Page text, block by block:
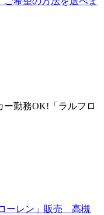
ー勤務OK!「ラルフロ
ーレン」販売 高槻